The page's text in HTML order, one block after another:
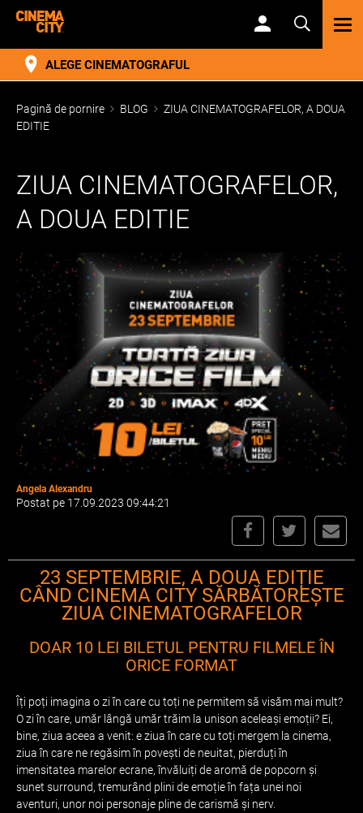
ALEGE CINEMATOGRAFUL
Pagină de pornire BLOG
ZIUA CINEMATOGRAFELOR, A DOUA
EDITIE
ZIUA CINEMATOGRAFELOR,
A DOUA EDITIE
Angela Alexandru
Postat pe 17.09.2023 09:44:21
23 SEPTEMBRIE, A DOUA EDIȚIE
CÂND CINEMA CITY SĂRBĂTOREȘTE
ZIUA CINEMATOGRAFELOR
DOAR 10 LEI BILETUL PENTRU FILMELE ÎN
ORICE FORMAT
Îți poți imagina o zi în care cu toți ne permitem să visăm mai mult?
O zi în care, umăr lângă umăr trăim la unison aceleași emoții? Ei,
bine, ziua aceea a venit: e ziua în care cu toți mergem la cinema,
ziua în care ne regăsim în povești de neuitat, pierduți în
imensitatea marelor ecrane, învăluiți de aromă de popcorn și
sunet surround, tremurând plini de emoție în fața unei noi
aventuri, unor noi personaje pline de carismă și nerv.